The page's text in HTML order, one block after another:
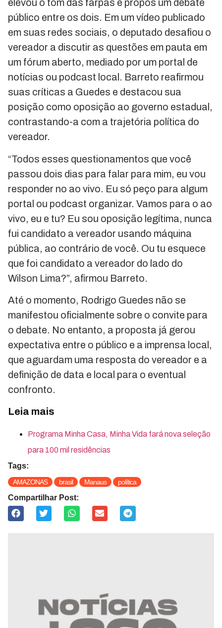
elevou o tom das farpas e propôs um debate
público entre os dois. Em um vídeo publicado
em suas redes sociais, o deputado desafiou o
vereador a discutir as questões em pauta em
um fórum aberto, mediado por um portal de
notícias ou podcast local. Barreto reafirmou
suas críticas a Guedes e destacou sua
posição como oposição ao governo estadual,
contrastando-a com a trajetória política do
vereador.
“Todos esses questionamentos que você
passou dois dias para falar para mim, eu vou
responder no ao vivo. Eu só peço para algum
portal ou podcast organizar. Vamos para o ao
vivo, eu e tu? Eu sou oposição legítima, nunca
fui candidato a vereador usando máquina
pública, ao contrário de você. Ou tu esquece
que foi candidato a vereador do lado do
Wilson Lima?”, afirmou Barreto.
Até o momento, Rodrigo Guedes não se
manifestou oficialmente sobre o convite para
o debate. No entanto, a proposta já gerou
expectativa entre o público e a imprensa local,
que aguardam uma resposta do vereador e a
definição de data e local para o eventual
confronto.
Leia mais
Programa Minha Casa, Minha Vida fará nova seleção
para 100 mil residências
Tags:
AMAZONAS brasil Manaus política
Compartilhar Post: